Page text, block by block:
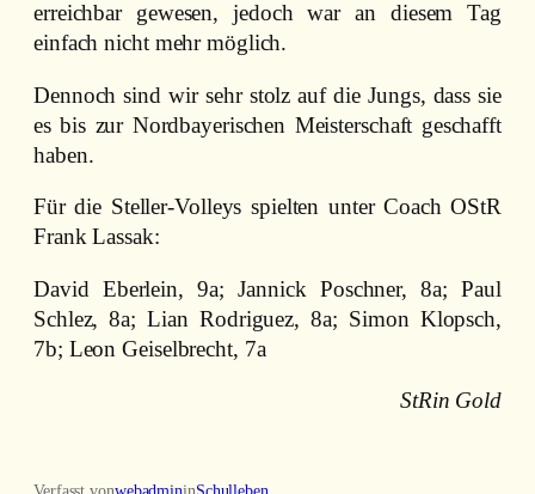
erreichbar gewesen, jedoch war an diesem Tag
einfach nicht mehr möglich.
Dennoch sind wir sehr stolz auf die Jungs, dass sie
es bis zur Nordbayerischen Meisterschaft geschafft
haben.
Für die Steller-Volleys spielten unter Coach OStR
Frank Lassak:
David Eberlein, 9a; Jannick Poschner, 8a; Paul
Schlez, 8a; Lian Rodriguez, 8a; Simon Klopsch,
7b; Leon Geiselbrecht, 7a
StRin Gold
Verfasst vonwebadmininSchulleben